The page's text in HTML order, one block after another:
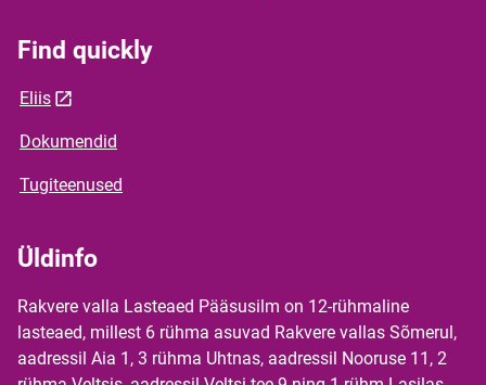
Find quickly
Eliis
Dokumendid
Tugiteenused
Üldinfo
Rakvere valla Lasteaed Pääsusilm on 12-rühmaline
lasteaed, millest 6 rühma asuvad Rakvere vallas Sõmerul,
aadressil Aia 1, 3 rühma Uhtnas, aadressil Nooruse 11, 2